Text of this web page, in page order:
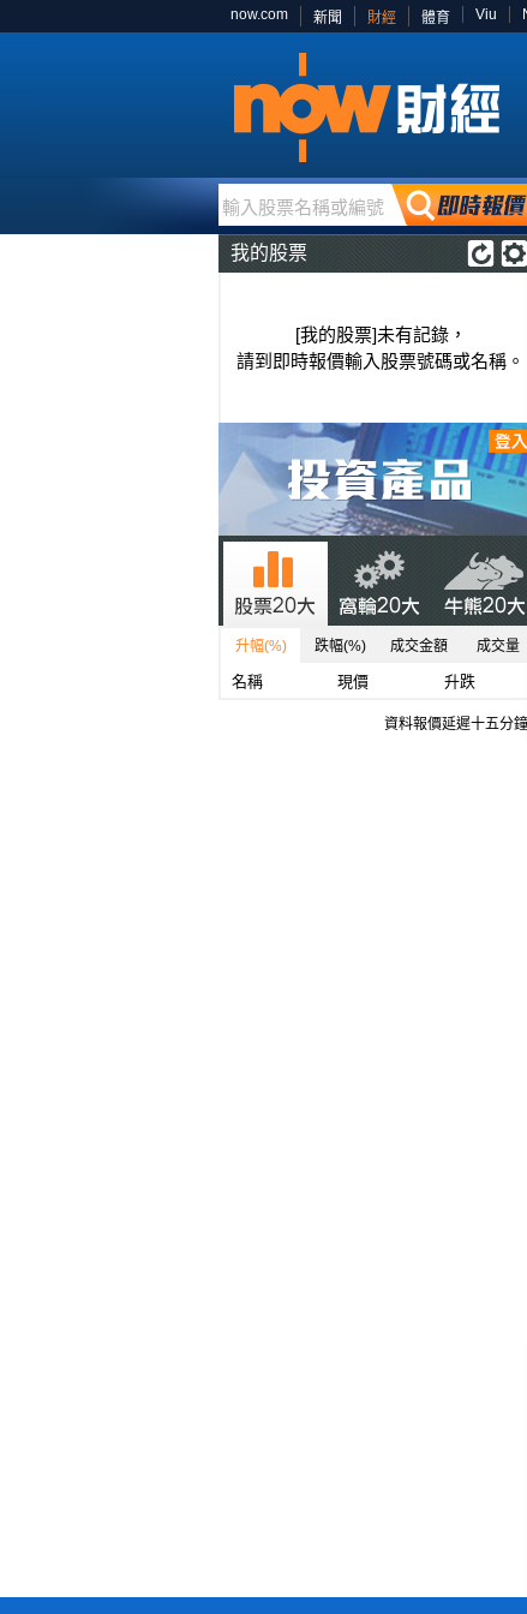
now.com 新聞 財經 體育 Viu
輸入股票名稱或編號
我的股票
[我的股票]未有記錄，
請到即時報價輸入股票號碼或名稱。
升幅(%) 跌幅(%) 成交金額 成交量
名稱 現價 升跌
資料報價延遲十五分鐘